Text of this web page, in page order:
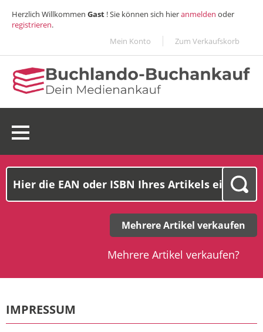
Herzlich Willkommen Gast ! Sie können sich hieranmelden oder
registrieren.
Mein Konto
Zum Verkaufskorb
Mehrere Artikel verkaufen
Mehrere Artikel verkaufen?
IMPRESSUM